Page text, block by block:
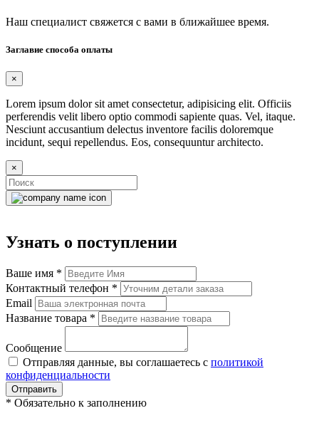
Наш специалист свяжется с вами в ближайшее время.
Заглавие способа оплаты
×
Lorem ipsum dolor sit amet consectetur, adipisicing elit. Officiis
perferendis velit libero optio commodi sapiente quas. Vel, itaque.
Nesciunt accusantium delectus inventore facilis doloremque
incidunt, sequi repellendus. Eos, consequuntur architecto.
×
Узнать о поступлении
Ваше имя *
Контактный телефон *
Email
Название товара *
Сообщение
Отправляя данные, вы соглашаетесь с политикой
конфиденциальности
Отправить
* Обязательно к заполнению